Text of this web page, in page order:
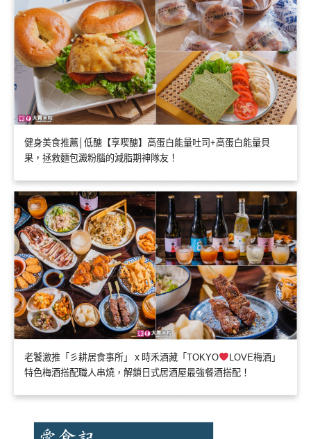
健身美食推薦│低醣【享喫醣】高蛋白能量吐司+高蛋白能量貝
果，拯救麵包澱粉腦的減脂期神隊友！
老饕激推「彡耕居食事所」ｘ時禾酒藏「TOKYO
LOVE梅酒」
特色梅酒搭配職人串燒，解鎖日式居酒屋最強餐酒搭配！